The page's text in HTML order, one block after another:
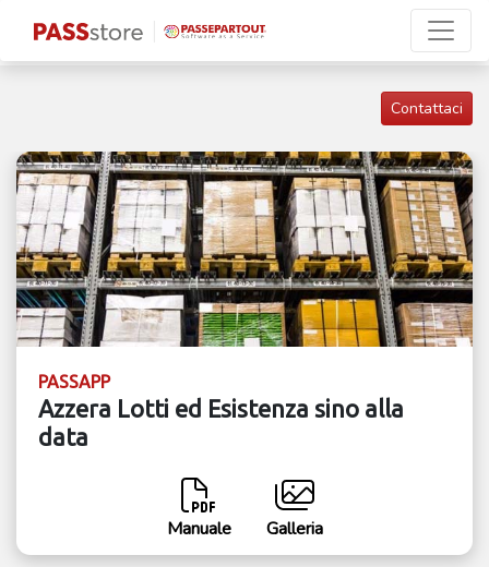
Contattaci
PASSAPP
Azzera Lotti ed Esistenza sino alla
data
Manuale Galleria